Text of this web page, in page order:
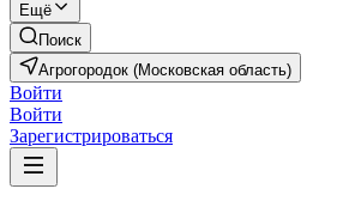
Ещё
Поиск
Агрогородок (Московская область)
Войти
Войти
Зарегистрироваться